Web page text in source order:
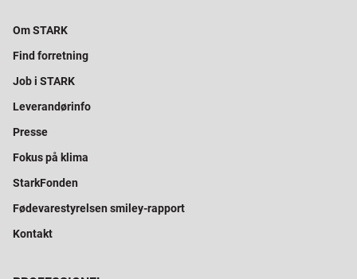
Om STARK
Find forretning
Job i STARK
Leverandørinfo
Presse
Fokus på klima
StarkFonden
Fødevarestyrelsen smiley-rapport
Kontakt